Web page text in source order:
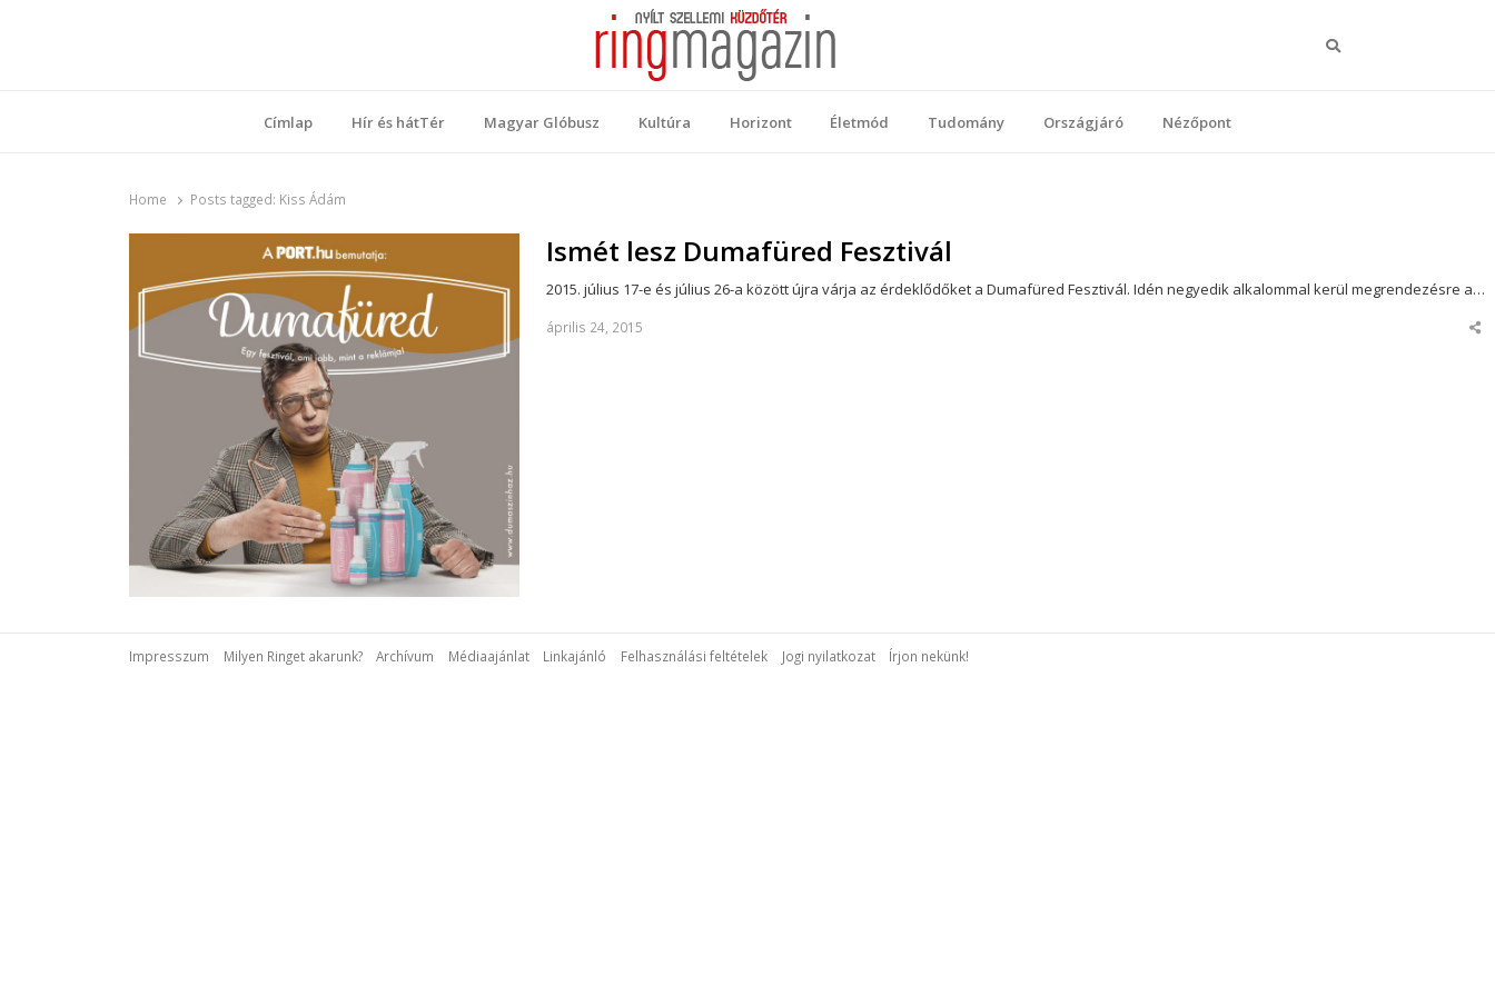
Címlap Hír és hátTér Magyar Glóbusz Kultúra Horizont Életmód Tudomány Országjáró Nézőpont
Home Posts tagged: Kiss Ádám
Ismét lesz Dumafüred Fesztivál
2015. július 17-e és július 26-a között újra várja az érdeklődőket a Dumafüred Fesztivál. Idén negyedik alkalommal kerül megrendezésre a…
április 24, 2015
Impresszum Milyen Ringet akarunk? Archívum Médiaajánlat Linkajánló Felhasználási feltételek Jogi nyilatkozat Írjon nekünk!